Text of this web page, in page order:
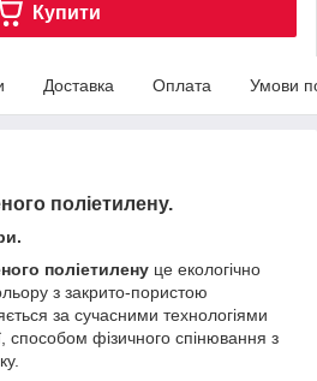
Купити
Доставка Оплата Умови
поліетилену.
поліетилену це екологічно
з закрито-пористою
за сучасними технологіями
способом фізичного спінювання з